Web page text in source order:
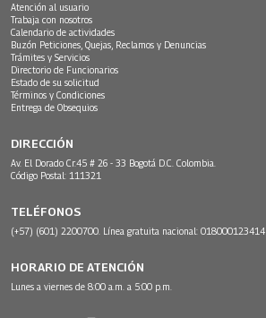
Atención al usuario
Trabaja con nosotros
Calendario de actividades
Buzón Peticiones, Quejas, Reclamos y Denuncias
Trámites y Servicios
Directorio de Funcionarios
Estado de su solicitud
Términos y Condiciones
Entrega de Obsequios
DIRECCIÓN
Av. El Dorado Cr.45 # 26 - 33 Bogotá D.C. Colombia.
Código Postal: 111321
TELÉFONOS
(+57) (601) 2200700. Línea gratuita nacional: 018000123414
HORARIO DE ATENCIÓN
Lunes a viernes de 8:00 a.m. a 5:00 p.m.